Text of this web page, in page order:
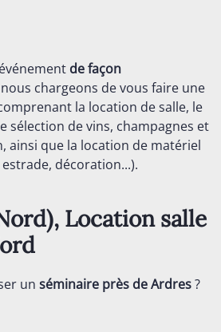
de façon
chargeons de vous faire une
la location de salle, le
sélection de vins, champagnes et
ainsi que la location de matériel
décoration...).
), Location salle
un séminaire près de Ardres?